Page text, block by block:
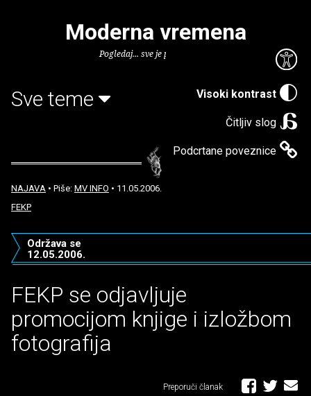
Visoki kontrast
Čitljiv slog
Podcrtane poveznice
Moderna vremena
Pogledaj... sve je puno knjiga.
Sve teme
NAJAVA • Piše: MV INFO • 11.05.2006.
FEKP
FEKP se odjavljuje
promocijom knjige i izložbom
fotografija
Održava se
12.05.2006.
Preporuči članak